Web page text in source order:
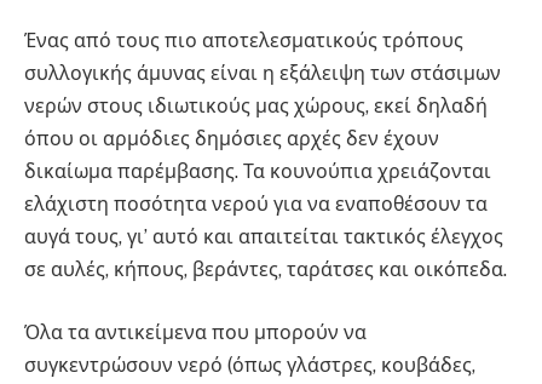
Ένας από τους πιο αποτελεσματικούς τρόπους
συλλογικής άμυνας είναι η εξάλειψη των στάσιμων
νερών στους ιδιωτικούς μας χώρους, εκεί δηλαδή
όπου οι αρμόδιες δημόσιες αρχές δεν έχουν
δικαίωμα παρέμβασης. Τα κουνούπια χρειάζονται
ελάχιστη ποσότητα νερού για να εναποθέσουν τα
αυγά τους, γι’ αυτό και απαιτείται τακτικός έλεγχος
σε αυλές, κήπους, βεράντες, ταράτσες και οικόπεδα.
Όλα τα αντικείμενα που μπορούν να
συγκεντρώσουν νερό (όπως γλάστρες, κουβάδες,